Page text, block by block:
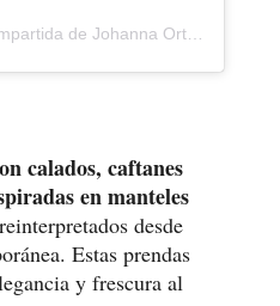
Una publicación compartida de Johanna Ortiz (@johannaortizofficial)
calados, caftanes
en manteles
desde
Estas prendas
y frescura al